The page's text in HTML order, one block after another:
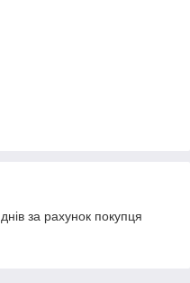
за рахунок покупця